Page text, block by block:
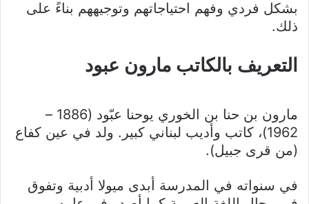
بشكل فردي وفهم احتياجاتهم وتوجيههم بناءً على
ذلك.
التعريف بالكاتب مارون عبود
مارون بن حنا بن الخوري يوحنا عبّود (1886 –
1962)، كاتب وأديب لبناني كبير. ولد في عين كفاع
(من قرى جبيل).
في سنواته في المدرسة أبدى ميولا أدبية وتفوق